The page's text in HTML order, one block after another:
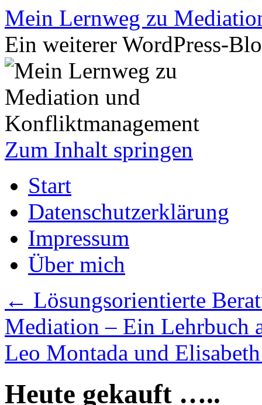
Mein Lernweg zu
Ein weiterer WordPress-
Zum Inhalt springen
Start
Datenschutzerklärung
Impressum
Über mich
← Lösungsorientierte
Mediation – Ein Lehrbuch
Leo Montada und
Heute gekauft …..